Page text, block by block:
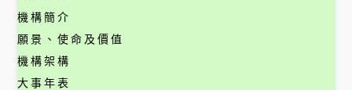
機構簡介
願景、使命及價值
機構架構
大事年表